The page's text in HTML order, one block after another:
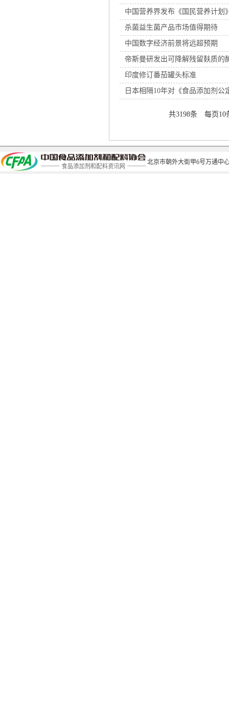
中国营养界发布《国民营养计划
杀菌益生菌产品市场值得期待
中国数字经济前景将远超预期
帝斯曼研发出可降解残留麸质的
印度修订番茄罐头标准
日本相隔10年对《食品添加剂公
共3198条 每页10
北京市朝外大街甲6号万通中